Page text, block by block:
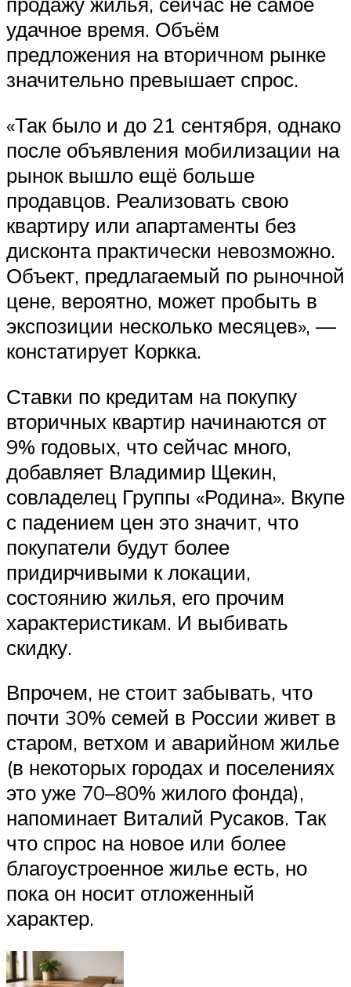
удачное время. Объём
предложения на вторичном рынке
значительно превышает спрос.
«Так было и до 21 сентября, однако
после объявления мобилизации на
рынок вышло ещё больше
продавцов. Реализовать свою
квартиру или апартаменты без
дисконта практически невозможно.
Объект, предлагаемый по рыночной
цене, вероятно, может пробыть в
экспозиции несколько месяцев», —
констатирует Коркка.
Ставки по кредитам на покупку
вторичных квартир начинаются от
9% годовых, что сейчас много,
добавляет Владимир Щекин,
совладелец Группы «Родина». Вкупе
с падением цен это значит, что
покупатели будут более
придирчивыми к локации,
состоянию жилья, его прочим
характеристикам. И выбивать
скидку.
Впрочем, не стоит забывать, что
почти 30% семей в России живет в
старом, ветхом и аварийном жилье
(в некоторых городах и поселениях
это уже 70–80% жилого фонда),
напоминает Виталий Русаков. Так
что спрос на новое или более
благоустроенное жилье есть, но
пока он носит отложенный
характер.